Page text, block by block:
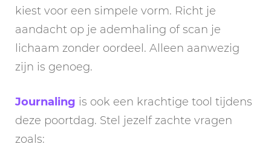
kiest voor een simpele vorm. Richt je
aandacht op je ademhaling of scan je
lichaam zonder oordeel. Alleen aanwezig
zijn is genoeg.
Journaling is ook een krachtige tool tijdens
deze poortdag. Stel jezelf zachte vragen
zoals: